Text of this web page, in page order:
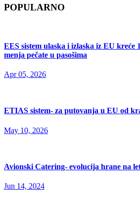
POPULARNO
EES sistem ulaska i izlaska iz EU kreće
menja pečate u pasošima
Apr 05, 2026
ETIAS sistem- za putovanja u EU od
May 10, 2026
Avionski Catering- evolucija hrane na
Jun 14, 2024